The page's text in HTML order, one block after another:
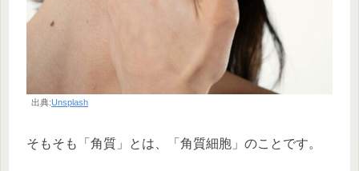
出典:Unsplash
そもそも「角質」とは、「角質細胞」のことです。